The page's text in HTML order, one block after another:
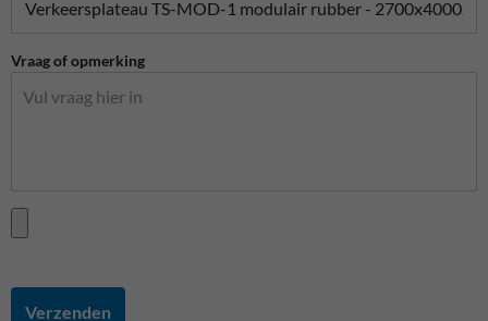
Vraag of opmerking
Verzenden